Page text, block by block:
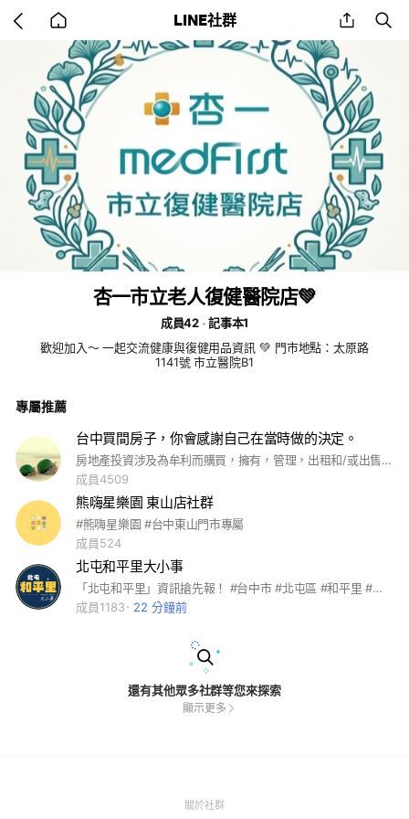
back
to
home
LINE社群 share
杏一市立老人復健醫院店💚
成員42
記事本1
歡迎加入～ 一起交流健康與復健用品資訊 💚 門市地點：太原路
1141號 市立醫院B1
專屬推薦
台中買間房子，你會感謝自己在當時做的決定。
房地產投資涉及為牟利而購買，擁有，管理，出租和/或出售房地產。作為房地產投資策略的一部分，改善不動產通常被認為是房地產投資的一個子專業，稱為房地產開發。房地產是相對於其他投資而言流動性有限的一種資產形式，它也是資本密集型的（儘管資本可以通過抵押槓桿獲得），並且現金流量很高 依賴。如果投資者不能很好地理解和管理這些因素，房地產將成為風險投資。
成員4509
熊嗨星樂園 東山店社群
#熊嗨星樂園 #台中東山門市專屬
成員524
北屯和平里大小事
「北屯和平里」資訊搶先報！ #台中市 #北屯區 #和平里 #活動 #福利 #資訊 #路燈 #水溝 #反映 #台中 #北屯 #北區 #新社 #太平 #西屯 #南屯 #南區 #東區 #西區 #中區 #大里 #烏日 #霧峰 #龍井 #沙鹿 #大肚 #梧棲 #清水 #大甲 #大安 #外埔 #后里 #豐原 #潭子 #大雅 #神岡 #石岡 #東勢 #和平
成員1183
22 分鐘前
還有其他眾多社群等您來探索
顯示更多
關於社群(Open